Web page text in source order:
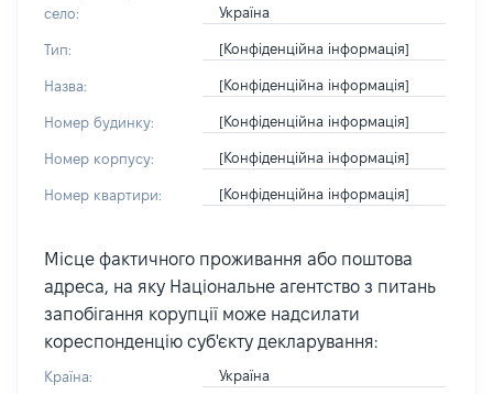
село:
Україна
Тип: [Конфіденційна інформація]
Назва: [Конфіденційна інформація]
Номер будинку: [Конфіденційна інформація]
Номер корпусу: [Конфіденційна інформація]
Номер квартири: [Конфіденційна інформація]
Місце фактичного проживання або поштова
адреса, на яку Національне агентство з питань
запобігання корупції може надсилати
кореспонденцію суб'єкту декларування:
Країна: Україна